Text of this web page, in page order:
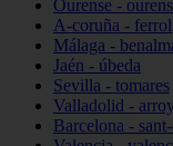
Ourense -
A-coruña - ferrol
Málaga -
Jaén - úbeda
Sevilla - tomares
Valladolid -
Barcelona -